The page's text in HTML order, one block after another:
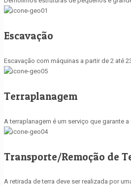
Escavação
Escavação com máquinas a partir de 2 até
Terraplanagem
A terraplanagem é um serviço que garante
Transporte/Remoção de
A retirada de terra deve ser realizada por